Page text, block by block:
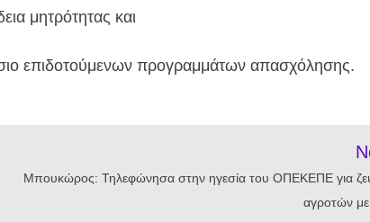
μητρότητας και
επιδοτούμενων προγραμμάτων απασχόλησης.
Μπουκώρος: Τηλεφώνησα στην ηγεσία του ΟΠΕΚΕΠΕ για
αγροτών